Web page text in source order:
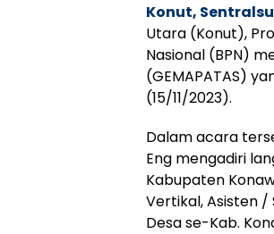
Konut,
Utara (Konut),
Nasional (BPN)
(GEMAPATAS)
(15/11/2023).
Dalam acara
Eng mengadiri
Kabupaten
Vertikal, Asisten /
Desa se-Kab.